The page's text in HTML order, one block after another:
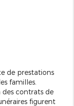
de prestations
familles.
des contrats de
figurent